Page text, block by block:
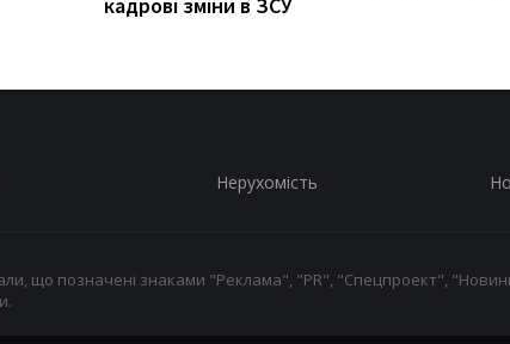
Нерухомість
що позначені знаками "Реклама", "PR", "Спецпроект",